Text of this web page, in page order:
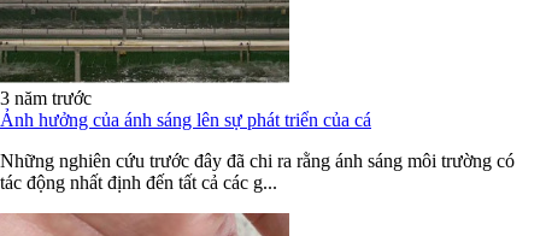
3 năm trước
Ảnh hưởng của ánh sáng lên sự phát triển của cá
Những nghiên cứu trước đây đã chi ra rằng ánh sáng môi trường có
tác động nhất định đến tất cả các g...